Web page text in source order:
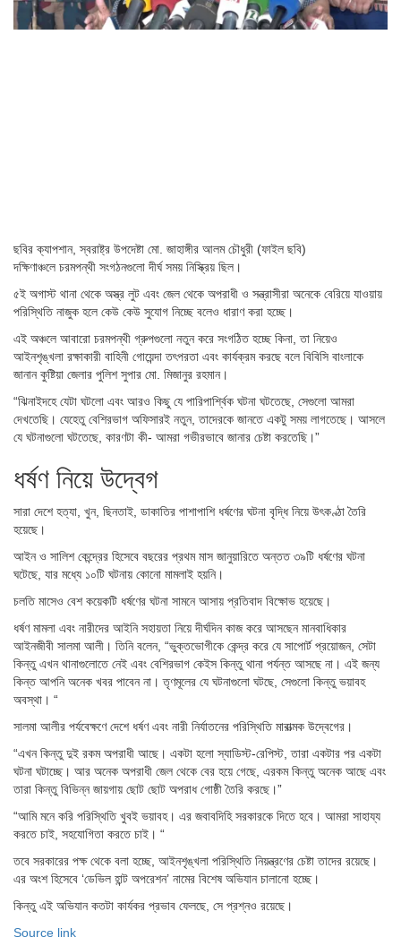
ছবির ক্যাপশান,স্বরাষ্ট্র উপদেষ্টা মো. জাহাঙ্গীর আলম চৌধুরী (ফাইল ছবি)
দক্ষিণাঞ্চলে চরমপন্থী সংগঠনগুলো দীর্ঘ সময় নিস্ক্রিয় ছিল।
৫ই অগাস্ট থানা থেকে অস্ত্র লুট এবং জেল থেকে অপরাধী ও সন্ত্রাসীরা অনেকে বেরিয়ে যাওয়ায়
পরিস্থিতি নাজুক হলে কেউ কেউ সুযোগ নিচ্ছে বলেও ধারাণ করা হচ্ছে।
এই অঞ্চলে আবারো চরমপন্থী গ্রুপগুলো নতুন করে সংগঠিত হচ্ছে কিনা, তা নিয়েও
আইনশৃঙ্খলা রক্ষাকারী বাহিনী গোয়েন্দা তৎপরতা এবং কার্যক্রম করছে বলে বিবিসি বাংলাকে
জানান কুষ্টিয়া জেলার পুলিশ সুপার মো. মিজানুর রহমান।
“ঝিনাইদহে যেটা ঘটলো এবং আরও কিছু যে পারিপার্শ্বিক ঘটনা ঘটতেছে, সেগুলো আমরা
দেখতেছি। যেহেতু বেশিরভাগ অফিসারই নতুন, তাদেরকে জানতে একটু সময় লাগতেছে। আসলে
যে ঘটনাগুলো ঘটতেছে, কারণটা কী- আমরা গভীরভাবে জানার চেষ্টা করতেছি।”
ধর্ষণ নিয়ে উদ্বেগ
সারা দেশে হত্যা, খুন, ছিনতাই, ডাকাতির পাশাপাশি ধর্ষণের ঘটনা বৃদ্ধি নিয়ে উৎকণ্ঠা তৈরি
হয়েছে।
আইন ও সালিশ কেন্দ্রের হিসেবে বছরের প্রথম মাস জানুয়ারিতে অন্তত ৩৯টি ধর্ষণের ঘটনা
ঘটেছে, যার মধ্যে ১০টি ঘটনায় কোনো মামলাই হয়নি।
চলতি মাসেও বেশ কয়েকটি ধর্ষণের ঘটনা সামনে আসায় প্রতিবাদ বিক্ষোভ হয়েছে।
ধর্ষণ মামলা এবং নারীদের আইনি সহায়তা নিয়ে দীর্ঘদিন কাজ করে আসছেন মানবাধিকার
আইনজীবী সালমা আলী। তিনি বলেন, “ভুক্তভোগীকে কেন্দ্র করে যে সাপোর্ট প্রয়োজন, সেটা
কিন্তু এখন থানাগুলোতে নেই এবং বেশিরভাগ কেইস কিন্তু থানা পর্যন্ত আসছে না। এই জন্য
কিন্ত আপনি অনেক খবর পাবেন না। তৃণমূলের যে ঘটনাগুলো ঘটছে, সেগুলো কিন্তু ভয়াবহ
অবস্থা। “
সালমা আলীর পর্যবেক্ষণে দেশে ধর্ষণ এবং নারী নির্যাতনের পরিস্থিতি মারাত্মক উদ্বেগের।
“এখন কিন্তু দুই রকম অপরাধী আছে। একটা হলো স্যাডিস্ট-রেপিস্ট, তারা একটার পর একটা
ঘটনা ঘটাচ্ছে। আর অনেক অপরাধী জেল থেকে বের হয়ে গেছে, এরকম কিন্তু অনেক আছে এবং
তারা কিন্তু বিভিন্ন জায়গায় ছোট ছোট অপরাধ গোষ্ঠী তৈরি করছে।”
“আমি মনে করি পরিস্থিতি খুবই ভয়াবহ। এর জবাবদিহি সরকারকে দিতে হবে। আমরা সাহায্য
করতে চাই, সহযোগিতা করতে চাই। “
তবে সরকারের পক্ষ থেকে বলা হচ্ছে, আইনশৃঙ্খলা পরিস্থিতি নিয়ন্ত্রণের চেষ্টা তাদের রয়েছে।
এর অংশ হিসেবে ‘ডেভিল হান্ট অপরেশন’ নামের বিশেষ অভিযান চালানো হচ্ছে।
কিন্তু এই অভিযান কতটা কার্যকর প্রভাব ফেলছে, সে প্রশ্নও রয়েছে।
Source link